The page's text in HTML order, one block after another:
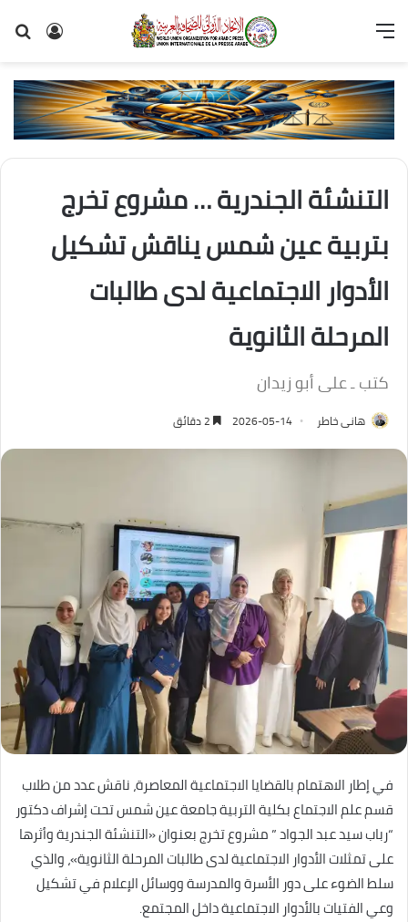
تسجيل
القائمة
التنشئة الجندرية … مشروع تخرج
بتربية عين شمس يناقش تشكيل
الأدوار الاجتماعية لدى طالبات
المرحلة الثانوية
كتب ـ على أبو زيدان
هانى خاطر 2026-05-14
في إطار الاهتمام بالقضايا الاجتماعية المعاصرة، ناقش عدد من طلاب
قسم علم الاجتماع بكلية التربية جامعة عين شمس تحت إشراف دكتور
“رباب سيد عبد الجواد ” مشروع تخرج بعنوان «التنشئة الجندرية وأثرها
على تمثلات الأدوار الاجتماعية لدى طالبات المرحلة الثانوية»، والذي
سلط الضوء على دور الأسرة والمدرسة ووسائل الإعلام في تشكيل
وعي الفتيات بالأدوار الاجتماعية داخل المجتمع.